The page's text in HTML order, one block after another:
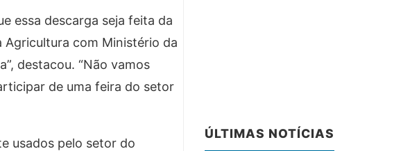
essa descarga seja feita da
com Ministério da
destacou. “Não vamos
de uma feira do setor
usados pelo setor do
ÚLTIMAS NOTÍCIAS